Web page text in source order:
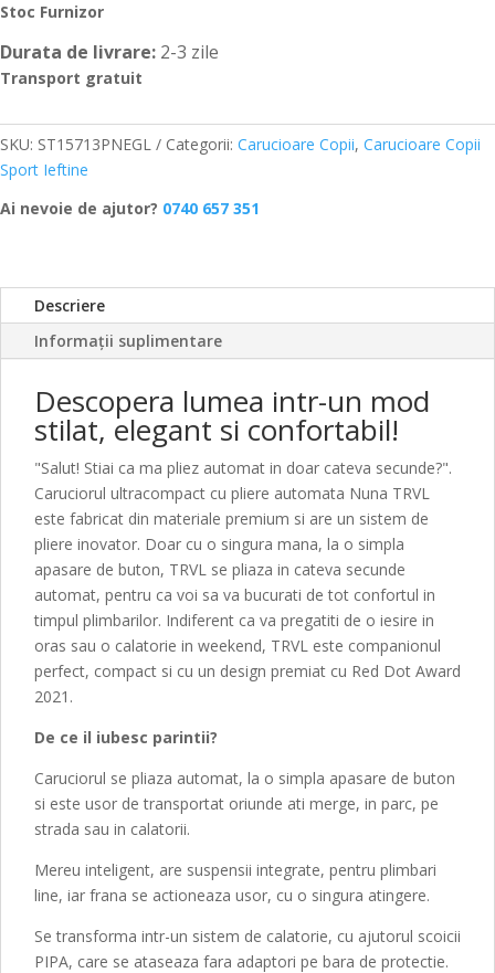
Stoc Furnizor
Durata de livrare: 2-3 zile
Transport gratuit
SKU: ST15713PNEGL Categorii: Carucioare Copii, Carucioare Copii
Sport Ieftine
Ai nevoie de ajutor? 0740 657 351
Descriere
Informații suplimentare
Descopera lumea intr-un mod
stilat, elegant si confortabil!
"Salut! Stiai ca ma pliez automat in doar cateva secunde?".
Caruciorul ultracompact cu pliere automata Nuna TRVL
este fabricat din materiale premium si are un sistem de
pliere inovator. Doar cu o singura mana, la o simpla
apasare de buton, TRVL se pliaza in cateva secunde
automat, pentru ca voi sa va bucurati de tot confortul in
timpul plimbarilor. Indiferent ca va pregatiti de o iesire in
oras sau o calatorie in weekend, TRVL este companionul
perfect, compact si cu un design premiat cu Red Dot Award
2021.
De ce il iubesc parintii?
Caruciorul se pliaza automat, la o simpla apasare de buton
si este usor de transportat oriunde ati merge, in parc, pe
strada sau in calatorii.
Mereu inteligent, are suspensii integrate, pentru plimbari
line, iar frana se actioneaza usor, cu o singura atingere.
Se transforma intr-un sistem de calatorie, cu ajutorul scoicii
PIPA, care se ataseaza fara adaptori pe bara de protectie.